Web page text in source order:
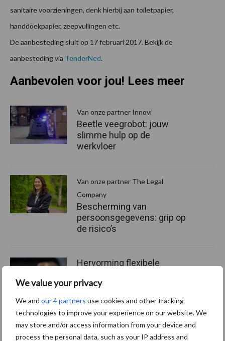
We value your privacy
We and our 4 partners use cookies and other tracking
technologies to improve your experience on our website. We
may store and/or access information from your device and
process the personal data, such as your IP address and
sanitaire voorzieningen, denk hierbij aan toiletpapier,
handdoekpapier, zeepvullingen etc.
De aanbesteding sluit op 17 februari 2017. Bekijk de
aanbesteding via TenderNed.
Aanbevolen voor jou! Lees meer
Van onze partner Innovi
Beetle veegrobot: jouw
slimme hulp op de
werkvloer
Van onze partner The Legal
Company
Bescherming van
persoonsgegevens: grip op
de risico’s
Hervorming flexibele
mitsen en maren